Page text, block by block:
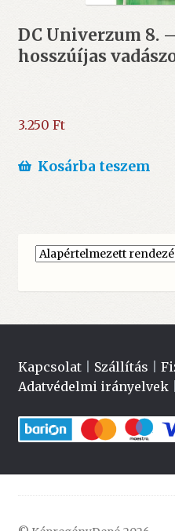
DC Univerzum 8.
hosszúíjas
3.250 Ft
Kosárba teszem
Kapcsolat| Szállítás
Adatvédelmi irányelvek|